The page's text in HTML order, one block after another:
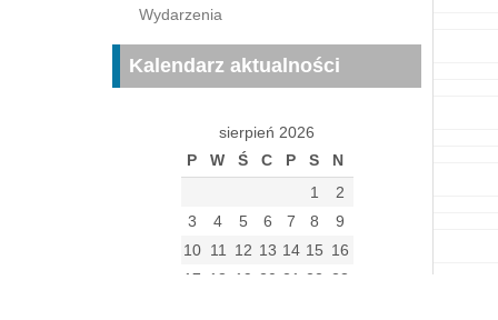
Wydarzenia
Kalendarz aktualności
sierpień 2026
P
W Ś C P S N
1
2
3
4 5 6 7 8
9
10 11 12 13 14 15 16
17
18 19 20 21 22
23